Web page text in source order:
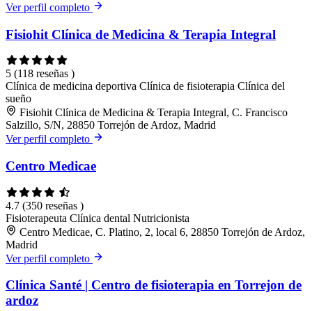
Ver perfil completo
Fisiohit Clínica de Medicina & Terapia Integral
5 (118 reseñas )
Clínica de medicina deportiva Clínica de fisioterapia Clínica del
sueño
Fisiohit Clínica de Medicina & Terapia Integral, C. Francisco
Salzillo, S/N, 28850 Torrejón de Ardoz, Madrid
Ver perfil completo
Centro Medicae
4.7 (350 reseñas )
Fisioterapeuta Clínica dental Nutricionista
Centro Medicae, C. Platino, 2, local 6, 28850 Torrejón de Ardoz,
Madrid
Ver perfil completo
Clínica Santé | Centro de fisioterapia en Torrejon de
ardoz